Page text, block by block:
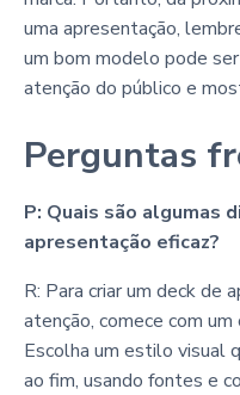
uma apresentação,
um bom modelo pode
atenção do público e
Perguntas
P: Quais são algumas
apresentação eficaz?
R: Para criar um deck de
atenção, comece com
Escolha um estilo visual
ao fim, usando fontes e